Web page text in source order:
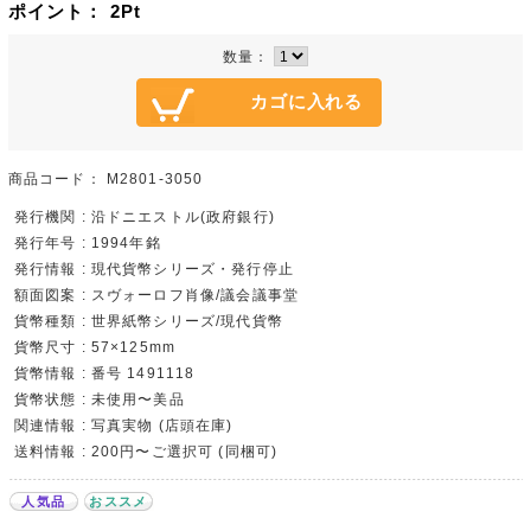
ポイント： 2Pt
数量：
商品コード： M2801-3050
発行機関 : 沿ドニエストル(政府銀行)
発行年号 : 1994年銘
発行情報 : 現代貨幣シリーズ・発行停止
額面図案 : スヴォーロフ肖像/議会議事堂
貨幣種類 : 世界紙幣シリーズ/現代貨幣
貨幣尺寸 : 57×125mm
貨幣情報 : 番号 1491118
貨幣状態 : 未使用〜美品
関連情報 : 写真実物 (店頭在庫)
送料情報 : 200円〜ご選択可 (同梱可)
人気品 おススメ